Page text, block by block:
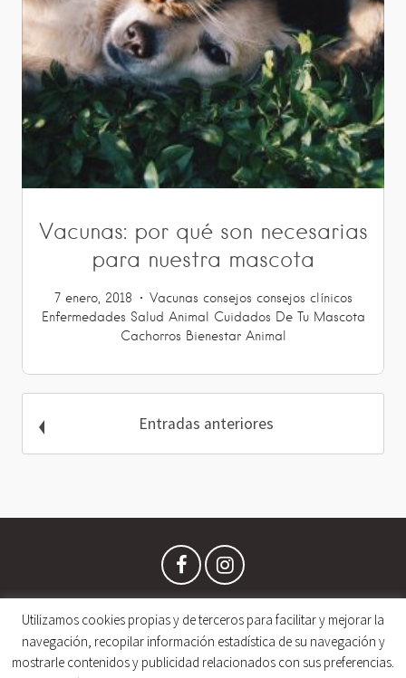
Vacunas: por qué son necesarias
para nuestra mascota
7 enero, 2018 Vacunas consejos consejos clínicos
Enfermedades Salud Animal
Cuidados De Tu Mascota
Cachorros Bienestar Animal
Entradas anteriores
Copyright © 2019 VETranking.com • España
Utilizamos cookies propias y de terceros para facilitar y mejorar la
navegación, recopilar información estadística de su navegación y
mostrarle contenidos y publicidad relacionados con sus preferencias.